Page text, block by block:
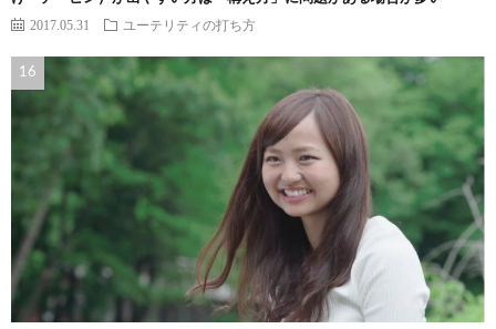
2017.05.31 ユーテリティの打ち方